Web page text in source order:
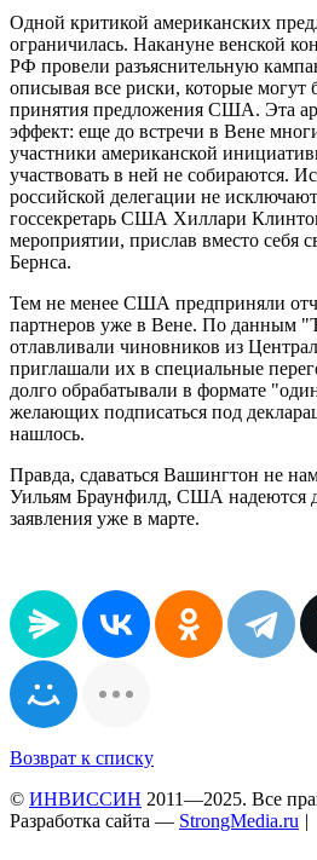
Одной критикой американских
ограничилась. Накануне венской
РФ провели разъяснительную
описывая все риски, которые могут
принятия предложения США. Эта
эффект: еще до встречи в Вене
участники американской
участвовать в ней не собираются.
российской делегации не
госсекретарь США Хиллари Клинтон
мероприятии, прислав вместо себя
Бернса.
Тем не менее США предприняли
партнеров уже в Вене. По данным
отлавливали чиновников из
приглашали их в специальные
долго обрабатывали в формате
желающих подписаться под
нашлось.
Правда, сдаваться Вашингтон не
Уильям Браунфилд, США надеются
заявления уже в марте.
Возврат к списку
© ИНВИССИН 2011—2025. Все
Разработка сайта — StrongMedia.ru |